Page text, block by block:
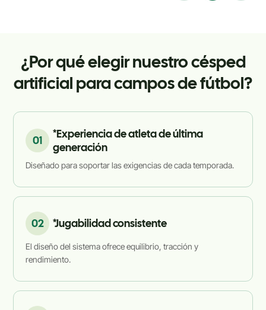
¿Por qué elegir nuestro césped
artificial para campos de fútbol?
01
*Experiencia de atleta de última
generación
Diseñado para soportar las exigencias de cada temporada.
02 *Jugabilidad consistente
El diseño del sistema ofrece equilibrio, tracción y
rendimiento.